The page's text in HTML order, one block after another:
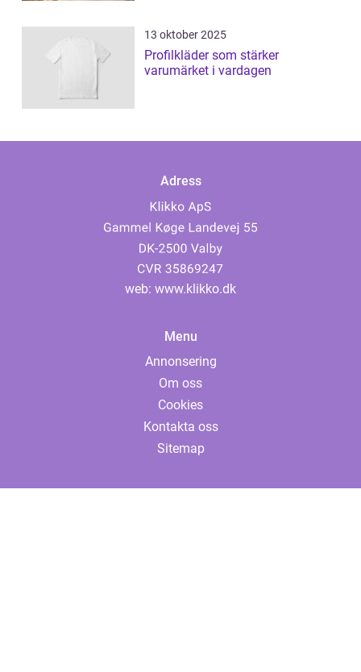
13 oktober 2025
Profilkläder som stärker
varumärket i vardagen
Adress
web: www.klikko.dk
Menu
Annonsering
Om oss
Cookies
Kontakta oss
Sitemap